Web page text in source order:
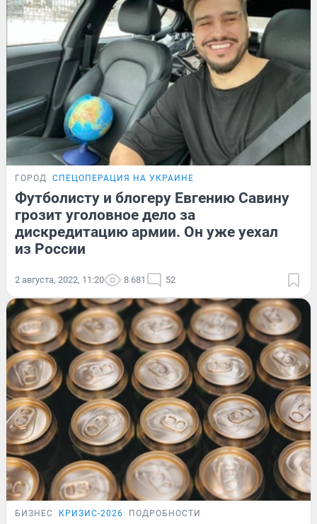
ГОРОД СПЕЦОПЕРАЦИЯ НА УКРАИНЕ
Футболисту и блогеру Евгению Савину
грозит уголовное дело за
дискредитацию армии. Он уже уехал
из России
2 августа, 2022, 11:20 8 681 52
БИЗНЕС КРИЗИС-2026 ПОДРОБНОСТИ